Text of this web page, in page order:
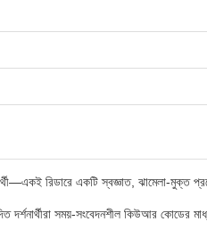
রিডারে একটি স্বজ্ঞাত, ঝামেলা-মুক্ত
সময়-সংবেদনশীল কিউআর কোডের